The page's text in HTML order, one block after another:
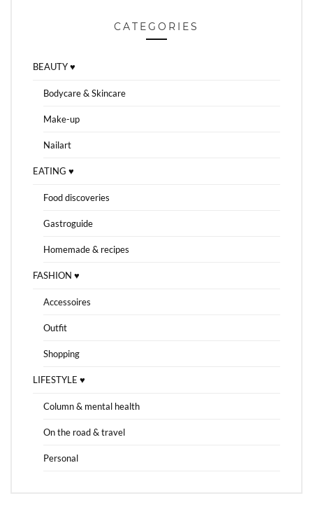
CATEGORIES
BEAUTY ♥
Bodycare & Skincare
Make-up
Nailart
EATING ♥
Food discoveries
Gastroguide
Homemade & recipes
FASHION ♥
Accessoires
Outfit
Shopping
LIFESTYLE ♥
Column & mental health
On the road & travel
Personal